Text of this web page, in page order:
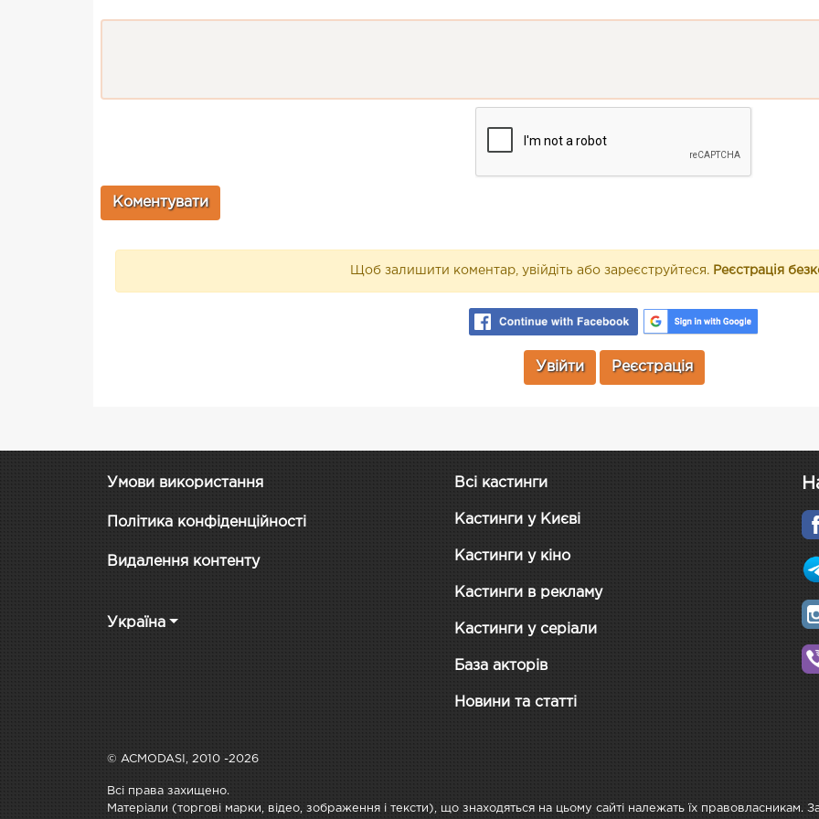
Щоб залишити коментар, увійдіть або зареєструйтеся. Реєстрація
Увійти Реєстрація
Умови використання
Політика конфіденційності
Видалення контенту
Україна
Всі кастинги
Кастинги у Києві
Кастинги у кіно
Кастинги в рекламу
Кастинги у серіали
База акторів
Новини та статті
© ACMODASI, 2010 -2026
Всі права захищено.
Матеріали (торгові марки, відео, зображення і тексти), що знаходяться на цьому сайті належать їх правовласникам.